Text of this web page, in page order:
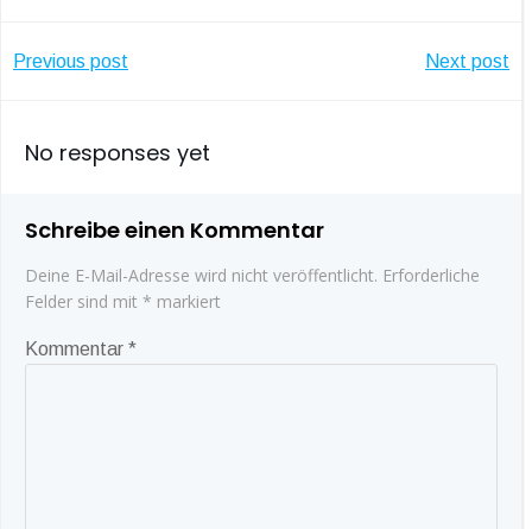
Post
navigation
Previous post Next post
No responses yet
Schreibe einen Kommentar
Deine E-Mail-Adresse wird nicht veröffentlicht. Erforderliche
Felder sind mit * markiert
Kommentar *